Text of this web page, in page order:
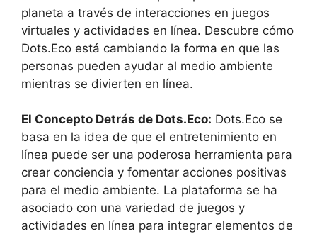
planeta a través de interacciones en juegos
virtuales y actividades en línea. Descubre cómo
Dots.Eco está cambiando la forma en que las
personas pueden ayudar al medio ambiente
mientras se divierten en línea.
El Concepto Detrás de Dots.Eco: Dots.Eco se
basa en la idea de que el entretenimiento en
línea puede ser una poderosa herramienta para
crear conciencia y fomentar acciones positivas
para el medio ambiente. La plataforma se ha
asociado con una variedad de juegos y
actividades en línea para integrar elementos de